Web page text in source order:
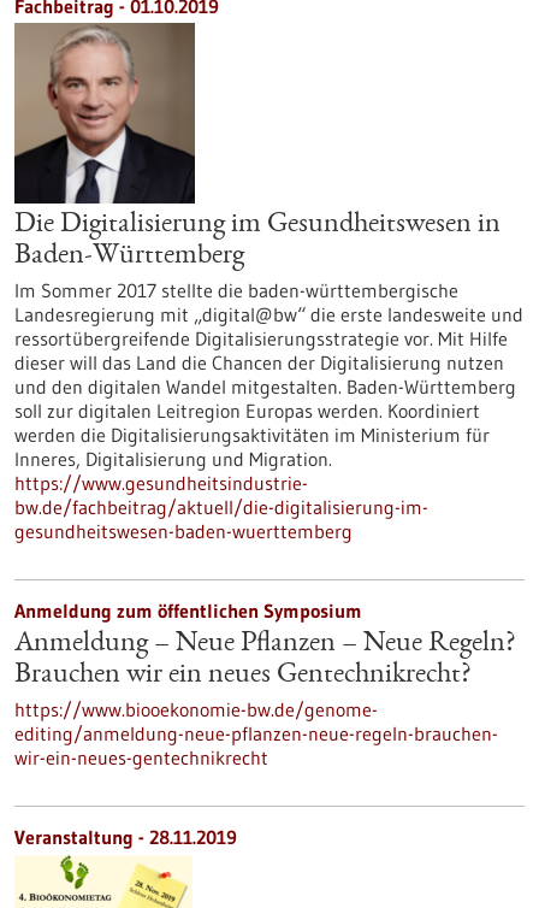
Fachbeitrag - 01.10.2019
Die Digitalisierung im Gesundheitswesen in
Baden-Württemberg
Im Sommer 2017 stellte die baden-württembergische
Landesregierung mit „digital@bw“ die erste landesweite und
ressortübergreifende Digitalisierungsstrategie vor. Mit Hilfe
dieser will das Land die Chancen der Digitalisierung nutzen
und den digitalen Wandel mitgestalten. Baden-Württemberg
soll zur digitalen Leitregion Europas werden. Koordiniert
werden die Digitalisierungsaktivitäten im Ministerium für
Inneres, Digitalisierung und Migration.
https://www.gesundheitsindustrie-
bw.de/fachbeitrag/aktuell/die-digitalisierung-im-
gesundheitswesen-baden-wuerttemberg
Anmeldung zum öffentlichen Symposium
Anmeldung – Neue Pflanzen – Neue Regeln?
Brauchen wir ein neues Gentechnikrecht?
https://www.biooekonomie-bw.de/genome-
editing/anmeldung-neue-pflanzen-neue-regeln-brauchen-
wir-ein-neues-gentechnikrecht
Veranstaltung - 28.11.2019